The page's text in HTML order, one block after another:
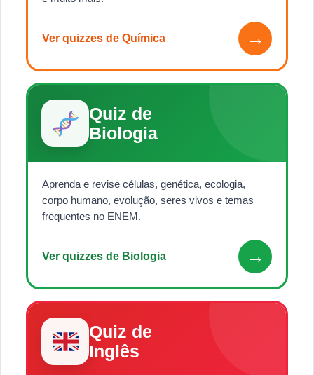
Ver quizzes de Química →
Quiz de
Biologia
Aprenda e revise células, genética, ecologia,
corpo humano, evolução, seres vivos e temas
frequentes no ENEM.
Ver quizzes de Biologia →
Quiz de
Inglês